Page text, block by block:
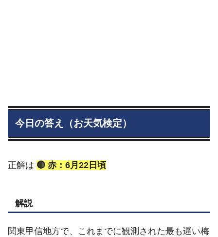
今日の答え（お天気検定）
正解は 🔴 赤：6月22日頃
解説
関東甲信地方で、これまでに観測された最も遅い梅